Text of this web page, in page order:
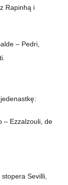
Rapinhą i
– Pedri,
– Ezzalzouli, de
Sevilli,